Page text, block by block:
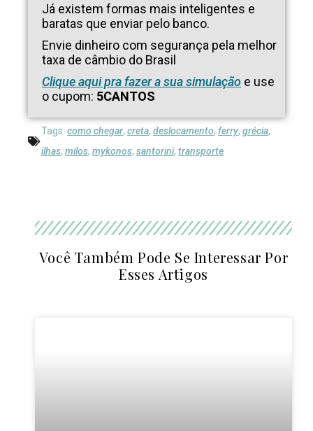
Já existem formas mais inteligentes e
baratas que enviar pelo banco.
Envie dinheiro com segurança pela melhor
taxa de câmbio do Brasil
Clique aqui pra fazer a sua simulação e use
o cupom: 5CANTOS
Tags: como chegar, creta, deslocamento, ferry, grécia,
ilhas, milos, mykonos, santorini, transporte
Você Também Pode Se Interessar Por
Esses Artigos